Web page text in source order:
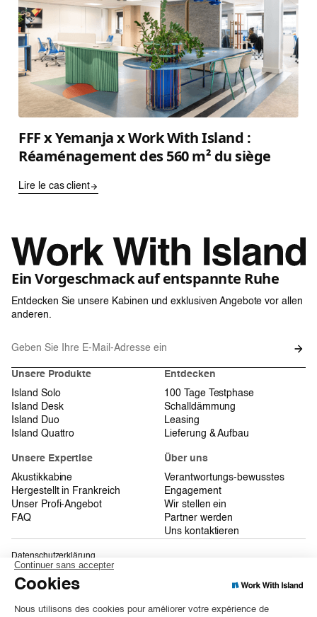
FFF x Yemanja x Work With Island :
Réaménagement des 560 m² du siège
Lire le cas client
Ein Vorgeschmack auf entspannte Ruhe
Entdecken Sie unsere Kabinen und exklusiven Angebote vor allen
anderen.
Unsere Produkte
Island Solo
Island Desk
Island Duo
Island Quattro
Entdecken
100 Tage Testphase
Schalldämmung
Leasing
Lieferung & Aufbau
Unsere Expertise
Akustikkabine
Hergestellt in Frankreich
Unser Profi-Angebot
FAQ
Über uns
Verantwortungs-bewusstes
Engagement
Wir stellen ein
Partner werden
Uns kontaktieren
Datenschutzerklärung
Allgemeine Geschäftsbedingungen
Sitemap